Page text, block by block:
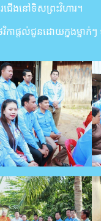
ើងនៅទិសព្រះវិហារ។
តល់ជូនដោយក្នុងម្នាក់ៗ